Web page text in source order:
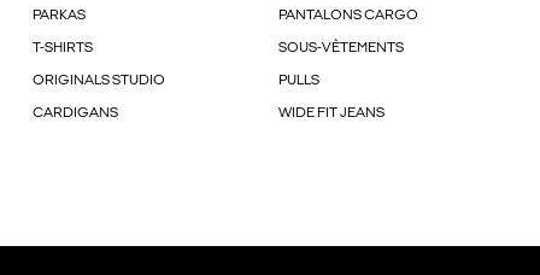
PARKAS PANTALONS CARGO
T-SHIRTS SOUS-VÊTEMENTS
ORIGINALS STUDIO PULLS
CARDIGANS WIDE FIT JEANS